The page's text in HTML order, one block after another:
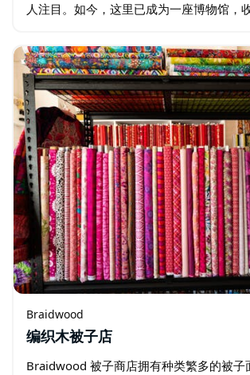
人注目。如今，这里已成为一座博物馆，
丛林强盗；铁匠铺；罕见的博斯铁肺…
Braidwood
编织木被子店
Braidwood 被子商店拥有种类繁多的被子